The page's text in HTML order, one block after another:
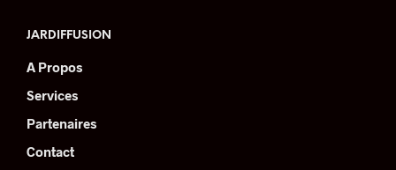
JARDIFFUSION
A Propos
Services
Partenaires
Contact